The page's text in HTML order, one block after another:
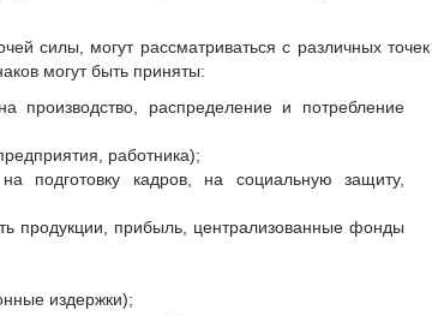
силы, могут рассматриваться с различных точек
могут быть приняты:
производство, распределение и потребление
работника);
подготовку кадров, на социальную защиту,
продукции, прибыль, централизованные фонды
издержки);